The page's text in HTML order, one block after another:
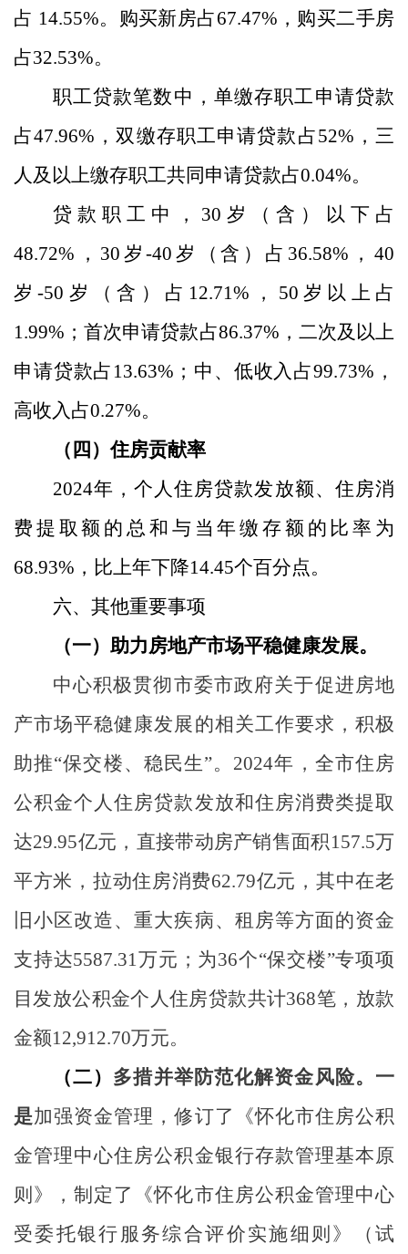
占 14.55%。购买新房占67.47% ，购买二手房
占32.53%。
职工贷款笔数中，单缴存职工申请贷款
占47.96% ，双缴存职工申请贷款占52% ，三
人及以上缴存职工共同申请贷款占0.04%。
贷款职工中， 30 岁（含）以下占
48.72% ， 30 岁-40 岁（含）占 36.58% ，40
岁-50 岁（含）占 12.71% ， 50 岁以上占
1.99% ；首次申请贷款占86.37% ，二次及以上
申请贷款占 13.63% ；中、低收入占99.73% ，
高收入占0.27%。
（四）住房贡献率
2024年，个人住房贷款发放额、住房消
费提取额的总和与当年缴存额的比率为
68.93% ，比上年下降14.45个百分点。
六、其他重要事项
（一）助力房地产市场平稳健康发展。
中心积极贯彻市委市政府关于促进房地
产市场平稳健康发展的相关工作要求，积极
助推“保交楼、稳民生”。 2024年，全市住房
公积金个人住房贷款发放和住房消费类提取
达29.95亿元，直接带动房产销售面积157.5万
平方米，拉动住房消费62.79亿元，其中在老
旧小区改造、重大疾病、租房等方面的资金
支持达5587.31万元；为36个“保交楼”专项项
目发放公积金个人住房贷款共计368笔，放款
金额12,912.70万元。
（二） 多措并举防范化解资金风险。 一
是加强资金管理，修订了《怀化市住房公积
金管理中心住房公积金银行存款管理基本原
则》，制定了《怀化市住房公积金管理中心
受委托银行服务综合评价实施细则》（试